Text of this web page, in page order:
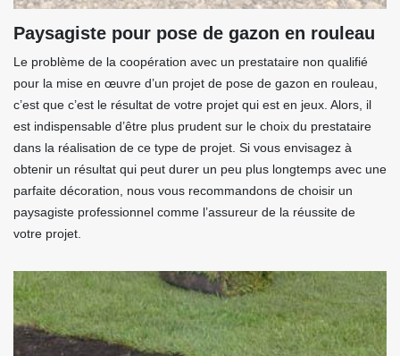
Paysagiste pour pose de gazon en rouleau
Le problème de la coopération avec un prestataire non qualifié
pour la mise en œuvre d’un projet de pose de gazon en rouleau,
c’est que c’est le résultat de votre projet qui est en jeux. Alors, il
est indispensable d’être plus prudent sur le choix du prestataire
dans la réalisation de ce type de projet. Si vous envisagez à
obtenir un résultat qui peut durer un peu plus longtemps avec une
parfaite décoration, nous vous recommandons de choisir un
paysagiste professionnel comme l’assureur de la réussite de
votre projet.